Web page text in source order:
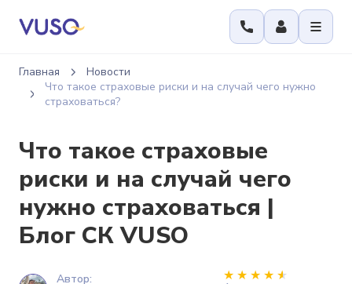
Главная
Новости
Что такое страховые риски и на случай чего нужно
страховаться?
Что такое страховые
риски и на случай чего
нужно страховаться |
Блог СК VUSO
Автор: